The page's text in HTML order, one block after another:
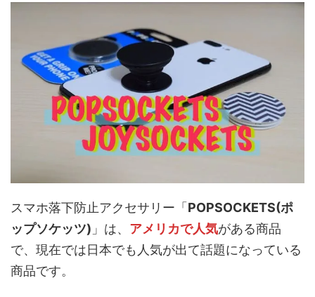
スマホ落下防止アクセサリー「 POPSOCKETS(ポ
ップソケッツ) 」は、 アメリカで人気がある商品
で、現在では日本でも人気が出て話題になっている
商品です。